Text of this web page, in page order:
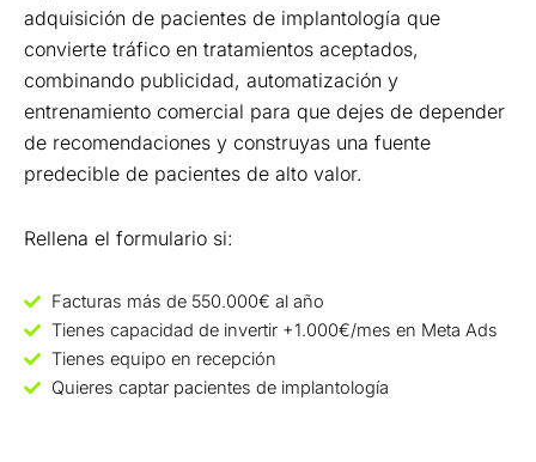
adquisición de pacientes de implantología que
convierte tráfico en tratamientos aceptados,
combinando publicidad, automatización y
entrenamiento comercial para que dejes de depender
de recomendaciones y construyas una fuente
predecible de pacientes de alto valor.
Rellena el formulario si:
Facturas más de 550.000€ al año
Tienes capacidad de invertir +1.000€/mes en Meta Ads
Tienes equipo en recepción
Quieres captar pacientes de implantología